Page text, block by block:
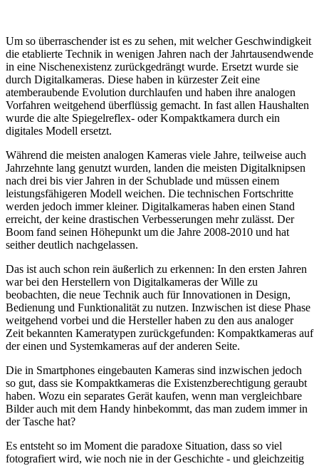
Um so überraschender ist es zu sehen, mit welcher Geschwindigkeit
die etablierte Technik in wenigen Jahren nach der Jahrtausendwende
in eine Nischenexistenz zurückgedrängt wurde. Ersetzt wurde sie
durch Digitalkameras. Diese haben in kürzester Zeit eine
atemberaubende Evolution durchlaufen und haben ihre analogen
Vorfahren weitgehend überflüssig gemacht. In fast allen Haushalten
wurde die alte Spiegelreflex- oder Kompaktkamera durch ein
digitales Modell ersetzt.
Während die meisten analogen Kameras viele Jahre, teilweise auch
Jahrzehnte lang genutzt wurden, landen die meisten Digitalknipsen
nach drei bis vier Jahren in der Schublade und müssen einem
leistungsfähigeren Modell weichen. Die technischen Fortschritte
werden jedoch immer kleiner. Digitalkameras haben einen Stand
erreicht, der keine drastischen Verbesserungen mehr zulässt. Der
Boom fand seinen Höhepunkt um die Jahre 2008-2010 und hat
seither deutlich nachgelassen.
Das ist auch schon rein äußerlich zu erkennen: In den ersten Jahren
war bei den Herstellern von Digitalkameras der Wille zu
beobachten, die neue Technik auch für Innovationen in Design,
Bedienung und Funktionalität zu nutzen. Inzwischen ist diese Phase
weitgehend vorbei und die Hersteller haben zu den aus analoger
Zeit bekannten Kameratypen zurückgefunden: Kompaktkameras auf
der einen und Systemkameras auf der anderen Seite.
Die in Smartphones eingebauten Kameras sind inzwischen jedoch
so gut, dass sie Kompaktkameras die Existenzberechtigung geraubt
haben. Wozu ein separates Gerät kaufen, wenn man vergleichbare
Bilder auch mit dem Handy hinbekommt, das man zudem immer in
der Tasche hat?
Es entsteht so im Moment die paradoxe Situation, dass so viel
fotografiert wird, wie noch nie in der Geschichte - und gleichzeitig